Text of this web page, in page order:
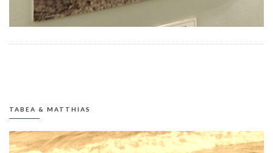
TABEA & MATTHIAS